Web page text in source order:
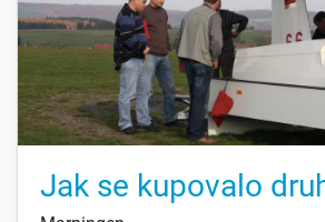
Jak se kupovalo